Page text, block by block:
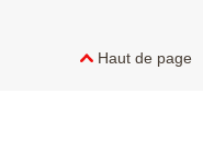
Haut de page